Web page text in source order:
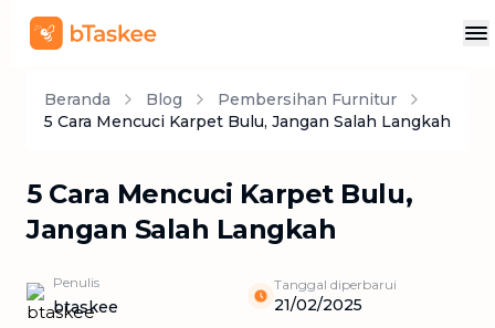
Beranda Blog
Pembersihan Furnitur
5 Cara Mencuci Karpet Bulu, Jangan Salah Langkah
5 Cara Mencuci Karpet Bulu,
Jangan Salah Langkah
Penulis
btaskee
Tanggal diperbarui
21/02/2025